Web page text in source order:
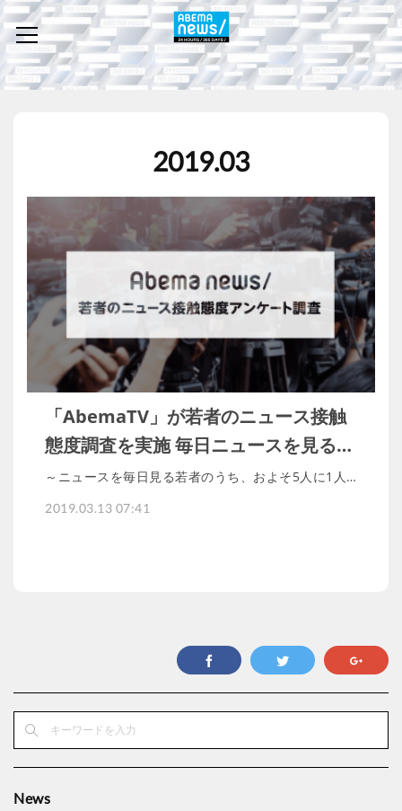
2019.03
「AbemaTV」が若者のニュース接触
態度調査を実施 毎日ニュースを見る…
～ニュースを毎日見る若者のうち、およそ5人に1人…
2019.03.13 07:41
News